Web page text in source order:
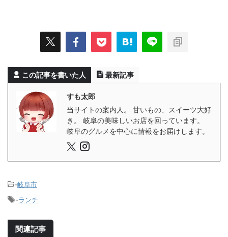
この記事を書いた人 最新記事
すも太郎
当サイトの案内人。 甘いもの、スイーツ大好
き。 岐阜の美味しいお店を回っています。
岐阜のグルメを中心に情報をお届けします。
-岐阜市
-ランチ
関連記事